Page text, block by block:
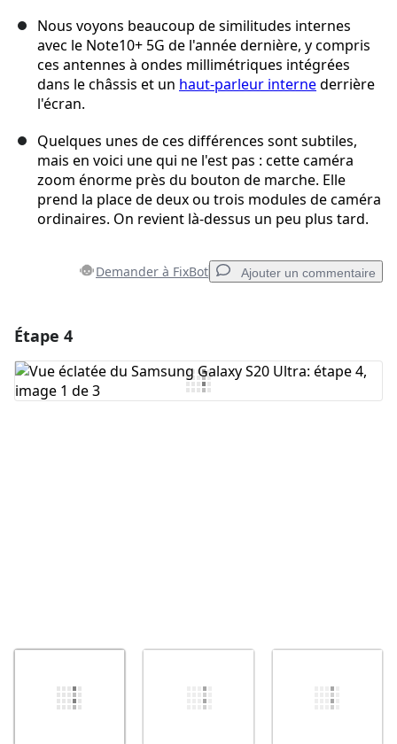
Nous voyons beaucoup de similitudes internes
avec le Note10+ 5G de l'année dernière, y compris
ces antennes à ondes millimétriques intégrées
dans le châssis et un haut-parleur internederrière
l'écran.
Quelques unes de ces différences sont subtiles,
mais en voici une qui ne l'est pas : cette caméra
zoom énorme près du bouton de marche. Elle
prend la place de deux ou trois modules de caméra
ordinaires. On revient là-dessus un peu plus tard.
Demander à FixBot Ajouter un commentaire
Ajouter un commentaire
Étape 4